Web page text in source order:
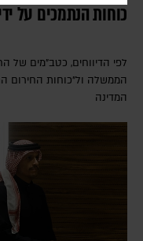
כוחות הנתמכים על
לפי הדיווחים, כטב"מים של
הממשלה ול"כוחות החירום
המדינה